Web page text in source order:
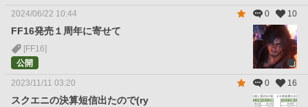
2024/06/22 10:44 0 10
FF16発売１周年に寄せて
[FF16]
公開
2023/11/11 03:20 0 16
スクエニの決算短信出たので(ry